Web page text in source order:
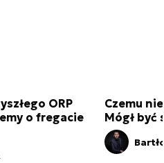
ORP
o fregacie
Czemu
Mógł być